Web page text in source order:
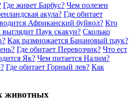
Где живет Барбус? Чем полезен
акула? Где обитает
Африканский буйвол? Кто
выглядит Паук скакун? Сколько
Как размножается Банановый паук?
Где обитает Перевозчик? Что ест
Як? Чем питается Налим?
Где обитает Горный лев? Как
животных